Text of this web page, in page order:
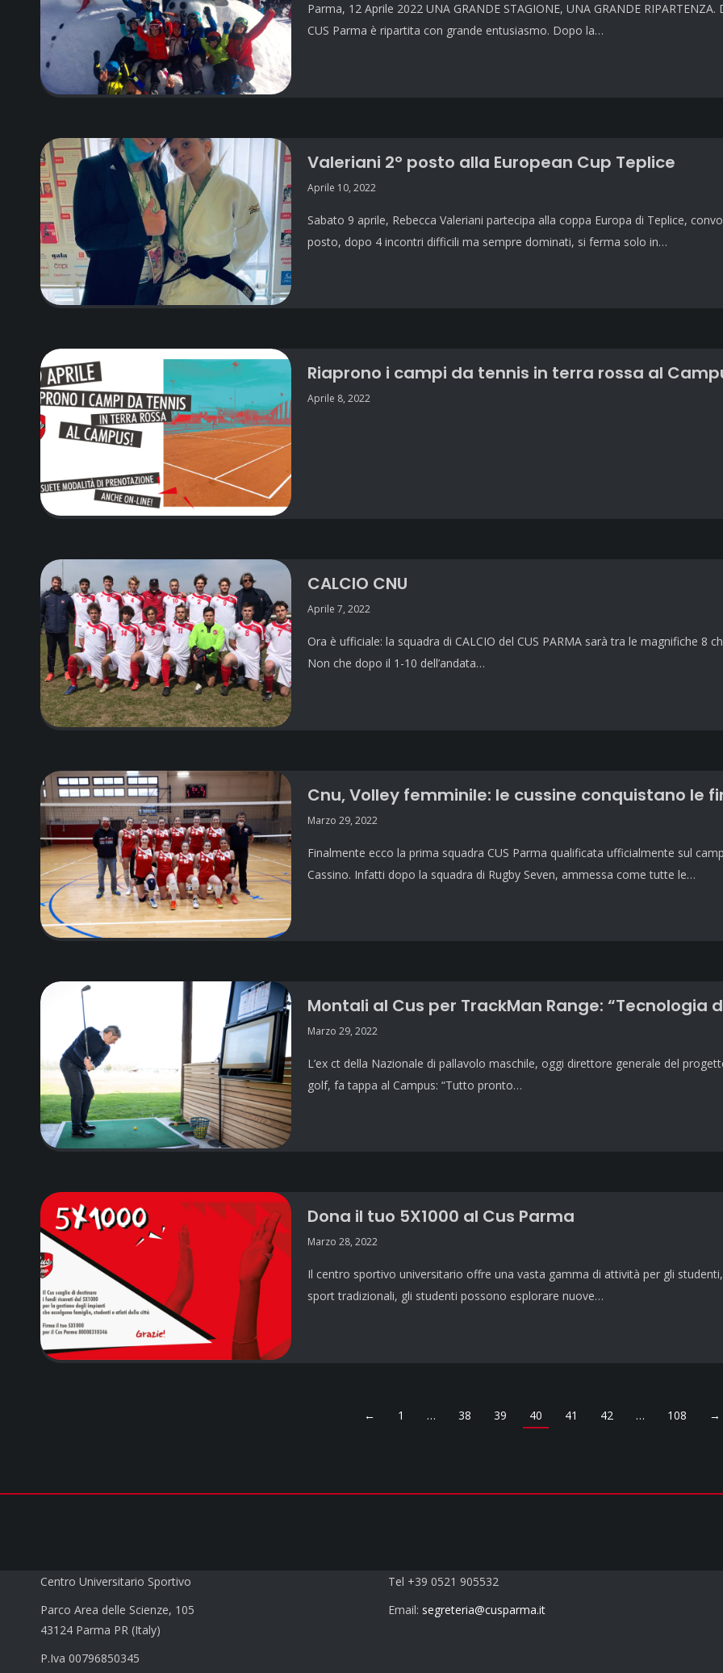
Parma, 12 Aprile 2022 UNA GRANDE STAGIONE, UNA GRANDE
CUS Parma è ripartita con grande entusiasmo. Dopo la…
Valeriani 2° posto alla European Cup Teplice
Aprile 10, 2022
Sabato 9 aprile, Rebecca Valeriani partecipa alla coppa Europa di Teplice,
posto, dopo 4 incontri difficili ma sempre dominati, si ferma solo in…
Riaprono i campi da tennis in terra rossa al
Aprile 8, 2022
CALCIO CNU
Aprile 7, 2022
Ora è ufficiale: la squadra di CALCIO del CUS PARMA sarà tra le magnifiche 8
Non che dopo il 1-10 dell’andata…
Cnu, Volley femminile: le cussine conquistano le
Marzo 29, 2022
Finalmente ecco la prima squadra CUS Parma qualificata ufficialmente sul
Cassino. Infatti dopo la squadra di Rugby Seven, ammessa come tutte le…
Montali al Cus per TrackMan Range: “Tecnologia
Marzo 29, 2022
L’ex ct della Nazionale di pallavolo maschile, oggi direttore generale del
golf, fa tappa al Campus: “Tutto pronto…
Dona il tuo 5X1000 al Cus Parma
Marzo 28, 2022
Il centro sportivo universitario offre una vasta gamma di attività per gli
sport tradizionali, gli studenti possono esplorare nuove…
← 1 … 38 39 40 41 42 … 108 →
Centro Universitario Sportivo
Parco Area delle Scienze, 105
43124 Parma PR (Italy)
P.Iva 00796850345
Tel +39 0521 905532
Email: segreteria@cusparma.it